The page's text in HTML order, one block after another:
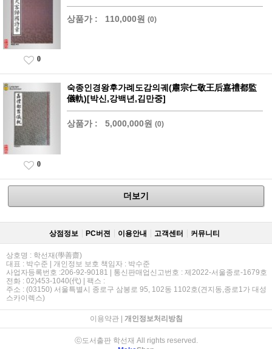
상품가 : 110,000원 (0)
0
숙종인경왕후가례도감의궤(肅宗仁敬王后嘉禮都監
儀軌)[박신,강백년,김만중]
상품가 : 5,000,000원 (0)
0
더보기
상점정보 PC버젼 이용안내 고객센터 커뮤니티
상호명 : 학선재(學善齋)
대표 : 박수준 | 개인정보 보호 책임자 : 박수준
사업자등록번호 :206-92-90181 | 통신판매업신고번호 : 제2022-서울종로-1679호
전화 : 02)453-1040(代) | 팩스 :
주소 : (03150) 서울특별시 종로구 삼봉로 95, 102동 1102호(견지동,종로1가 대성
스카이렉스)
이용약관| 개인정보처리방침
ⓒ도서출판 학선재 All rights reserved.